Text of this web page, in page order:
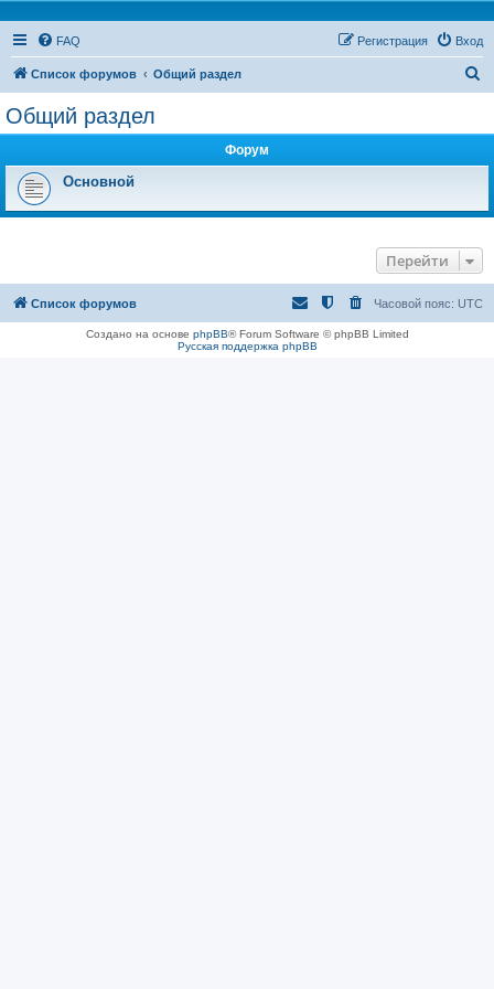
FAQ Вход
Регистрация
Список форумов Общий раздел
Общий раздел
Форум
Основной
Перейти
Список форумов Часовой пояс: UTC
Создано на основе phpBB® Forum Software © phpBB Limited
Русская поддержка phpBB